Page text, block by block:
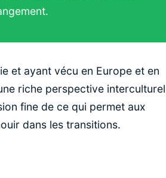
et ayant vécu en Europe et en
riche perspective
fine de ce qui permet aux
dans les transitions.